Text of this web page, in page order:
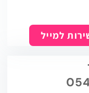
למייל